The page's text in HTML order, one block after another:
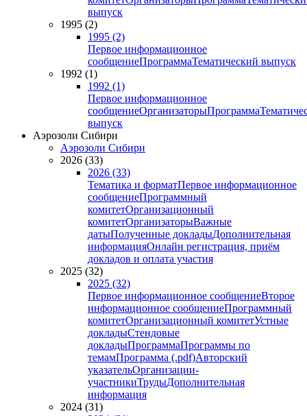
выпуск
1995 (2)
1995 (2)
Первое информационное
сообщениеПрограммаТематический выпуск
1992 (1)
1992 (1)
Первое информационное
сообщениеОрганизаторыПрограмма
выпуск
Аэрозоли Сибири
Аэрозоли Сибири
2026 (33)
2026 (33)
Тематика и форматПервое информационное
сообщениеПрограммный
комитетОрганизационный
комитетОрганизаторыВажные
датыПолученные докладыДополнительная
информацияОнлайн регистрация, приём
докладов и оплата участия
2025 (32)
2025 (32)
Первое информационное сообщениеВторое
информационное сообщениеПрограммный
комитетОрганизационный комитетУстные
докладыСтендовые
докладыПрограммаПрограммы по
темамПрограмма (.pdf)Авторский
указательОрганизации-
участникиТрудыДополнительная
информация
2024 (31)